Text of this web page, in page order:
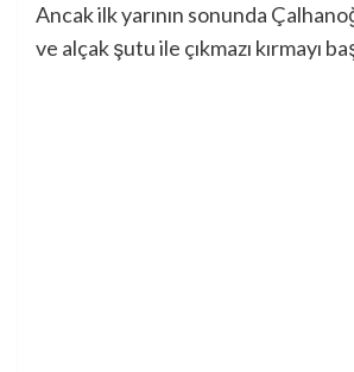
Ancak ilk yarının sonunda
ve alçak şutu ile çıkmazı kırmayı